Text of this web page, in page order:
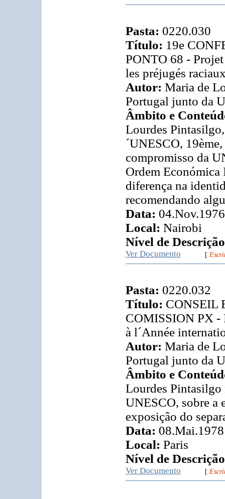
Pasta: 0220.030
Título: 19e
PONTO 68 -
les préjugés
Autor: Maria de
Portugal junto da
Âmbito e
Lourdes
´UNESCO,
compromisso da
Ordem Económica
diferença na
recomendando
Data: 04.Nov.1976
Local: Nairobi
Nível de
Ver Documento [
Pasta: 0220.032
Título: CONSEIL
COMISSION PX -
à l´Année
Autor: Maria de
Portugal junto da
Âmbito e
Lourdes Pintasilgo
UNESCO, sobre a
exposição do
Data: 08.Mai.1978
Local: Paris
Nível de
Ver Documento [